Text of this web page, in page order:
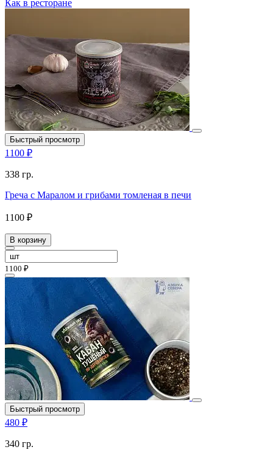
Как в ресторане
Быстрый просмотр
1100 ₽
338 гр.
Греча с Маралом и грибами томленая в печи
1100 ₽
В корзину
1100 ₽
Быстрый просмотр
480 ₽
340 гр.